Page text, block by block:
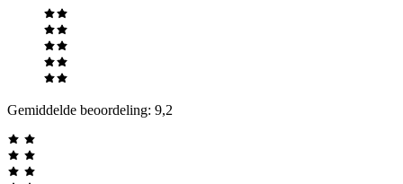
Gemiddelde beoordeling: 9,2